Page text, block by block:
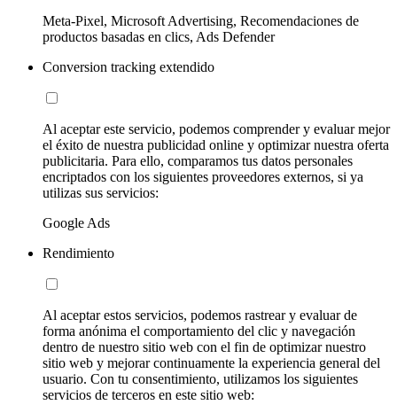
Meta-Pixel, Microsoft Advertising, Recomendaciones de
productos basadas en clics, Ads Defender
Conversion tracking extendido
Al aceptar este servicio, podemos comprender y evaluar mejor
el éxito de nuestra publicidad online y optimizar nuestra oferta
publicitaria. Para ello, comparamos tus datos personales
encriptados con los siguientes proveedores externos, si ya
utilizas sus servicios:
Google Ads
Rendimiento
Al aceptar estos servicios, podemos rastrear y evaluar de
forma anónima el comportamiento del clic y navegación
dentro de nuestro sitio web con el fin de optimizar nuestro
sitio web y mejorar continuamente la experiencia general del
usuario. Con tu consentimiento, utilizamos los siguientes
servicios de terceros en este sitio web: